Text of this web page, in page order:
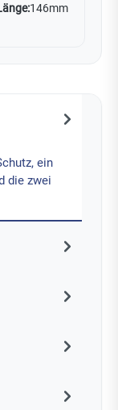
146mm
ein
die zwei